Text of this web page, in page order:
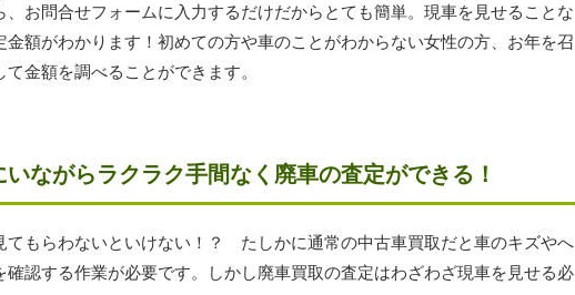
、お問合せフォームに入力するだけだからとても簡単。現車を見せることな
金額がわかります！初めての方や車のことがわからない女性の方、お年を召
金額を調べることができます。
ながらラクラク手間なく廃車の査定ができる！
てもらわないといけない！？ たしかに通常の中古車買取だと車のキズやへ
確認する作業が必要です。しかし廃車買取の査定はわざわざ現車を見せる必